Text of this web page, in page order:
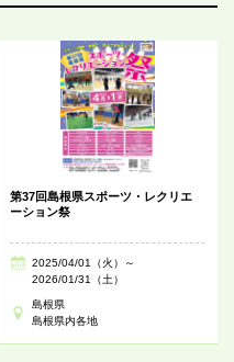
第37回島根県スポーツ・レクリエ
ーション祭
2025/04/01（火）～
2026/01/31（土）
島根県
島根県内各地